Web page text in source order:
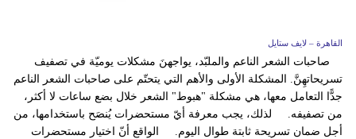
القاهرة – لايف ستايل
صاحبات الشعر الناعم والملبّد، يواجهنَ مشكلات يوميّة في تصفيف
تسريحاتهِنَّ. المشكلة الأولى والأهم التي يتحتّم على صاحبات الشعر الناعم
جدًّا التعامل معها، هي مشكلة "هبوط" الشعر خلال بضع ساعات لا أكثر،
من تصفيفه. لذلك، يجب معرفة أيّ مستحضرات يُنصَح باستخدامها، من
أجل ضمان تسريحة ثابتة طوال اليوم. الواقع أنّ اختيار مستحضرات